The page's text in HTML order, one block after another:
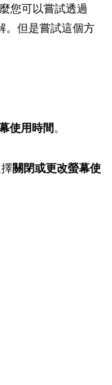
您可以嘗試透過
。但是嘗試這個方
使用時間。
關閉或更改螢幕使